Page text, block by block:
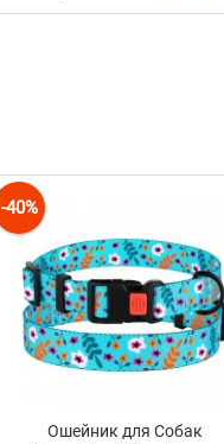
-40%
Ошейник для Собак